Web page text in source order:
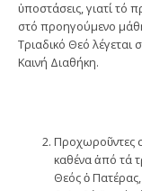
ὑποστάσεις, γιατί τό
στό προηγούμενο
Τριαδικό Θεό λέγεται
Καινή Διαθήκη.
Προχωροῦντες
καθένα ἀπό τά
Θεός ὁ